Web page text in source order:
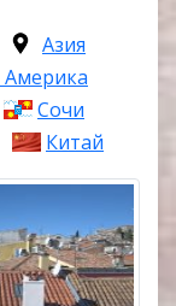
Азия
Сочи
Китай